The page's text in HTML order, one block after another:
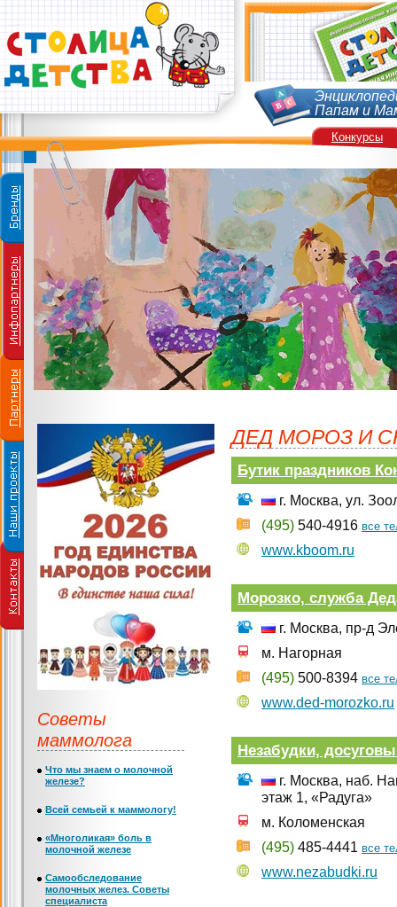
Папам и
ДЕД МОРОЗ И
Бутик праздников
г. Москва, ул.
(495) 540-4916 все
www.kboom.ru
Морозко, служба
г. Москва, пр-д
м. Нагорная
(495) 500-8394 все
www.ded-morozko.ru
Незабудки,
г. Москва, наб.
этаж 1, «Радуга»
м. Коломенская
(495) 485-4441 все
www.nezabudki.ru
Советы
маммолога
Что мы знаем о молочной
железе?
Всей семьей к маммологу!
«Многоликая» боль в
молочной железе
Самообследование
молочных желез. Советы
специалиста
Конкурсы